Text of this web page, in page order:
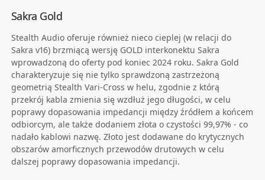
Sakra Gold
Stealth Audio oferuje również nieco cieplej (w relacji do
Sakra v16) brzmiącą wersję GOLD interkonektu Sakra
wprowadzoną do oferty pod koniec 2024 roku. Sakra Gold
charakteryzuje się nie tylko sprawdzoną zastrzeżoną
geometrią Stealth Vari-Cross w helu, zgodnie z którą
przekrój kabla zmienia się wzdłuż jego długości, w celu
poprawy dopasowania impedancji między źródłem a końcem
odbiorcym, ale także dodaniem złota o czystości 99,97% - co
nadało kablowi nazwę. Złoto jest dodawane do krytycznych
obszarów amorficznych przewodów drutowych w celu
dalszej poprawy dopasowania impedancji.